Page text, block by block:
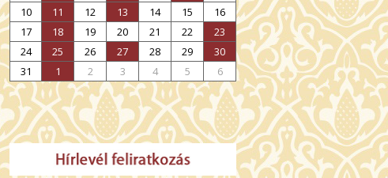
10
11 12 13 14 15
16
17
18 19 20 21 22
23
24
25 26 27 28 29
30
31
1 2 3 4 5 6